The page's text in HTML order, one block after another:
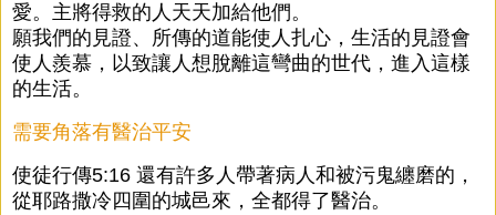
愛。主將得救的人天天加給他們。
願我們的見證、所傳的道能使人扎心，生活的見證會
使人羨慕，以致讓人想脫離這彎曲的世代，進入這樣
的生活。
需要角落有醫治平安
使徒行傳5:16 還有許多人帶著病人和被污鬼纏磨的，
從耶路撒冷四圍的城邑來，全都得了醫治。